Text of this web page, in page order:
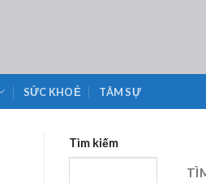
SỨC KHOẺ TÂM SỰ
Tìm kiếm